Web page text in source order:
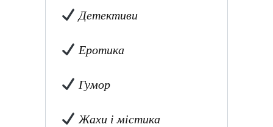
Детективи
Еротика
Гумор
Жахи і містика